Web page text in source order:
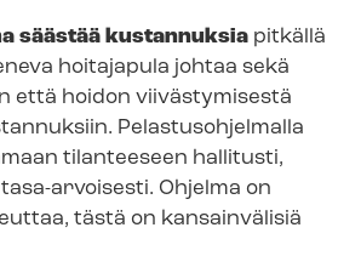
säästää kustannuksia pitkällä
hoitajapula johtaa sekä
että hoidon viivästymisestä
Pe­las­tus­oh­jel­mal­la
tilanteeseen hallitusti,
arvoisesti. Ohjelma on
tästä on kansainvälisiä